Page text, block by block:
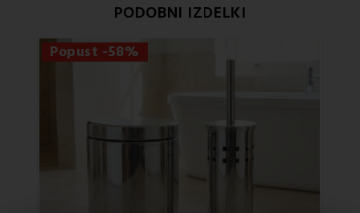
PODOBNI IZDELKI
Popust -58%